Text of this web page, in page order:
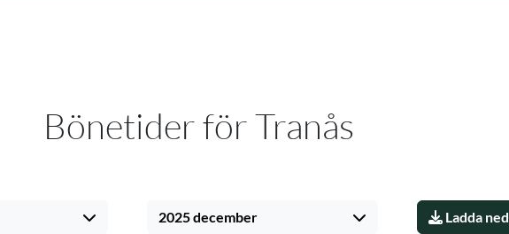
Bönetider för Tranås
2025 december Ladda ned